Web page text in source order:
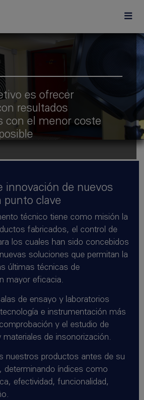
es ofrecer
resultados
con el menor coste
innovación de nuevos
punto clave
técnico tiene como misión la
fabricados, el control de
los cuales han sido concebidos
soluciones que permitan la
últimas técnicas de
mayor eficacia.
de ensayo y laboratorios
e instrumentación más
y el estudio de
materiales de insonorización.
nuestros productos antes de su
determinando índices como
efectividad, funcionalidad,